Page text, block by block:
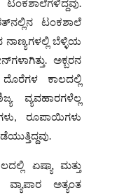
ಟಂಕಶಾಲೆ
ನಾಣ್ಯಗಳಲ್ಲಿ ಬೆಳ್ಳಿಯ
ಅಕ್ಬರನ
ಕಾಲದಲ್ಲಿ
ವ್ಯವಹಾರಗಳೆಲ್ಲ
ರೂಪಾಯಿಗಳು
ಏಷ್ಯಾ ಮತ್ತು
ಅತ್ಯಂತ